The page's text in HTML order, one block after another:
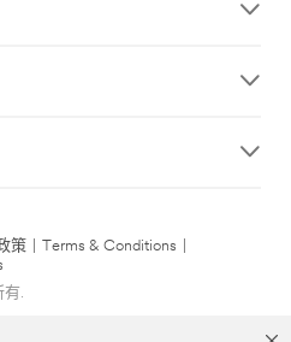
策 Terms & Conditions
.